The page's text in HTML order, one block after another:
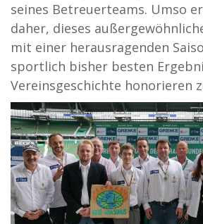
seines Betreuerteams. Umso
daher, dieses
mit einer herausragenden
sportlich bisher besten
Vereinsgeschichte honorieren